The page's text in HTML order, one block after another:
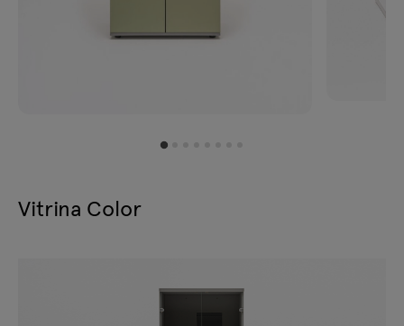
Vitrina Color